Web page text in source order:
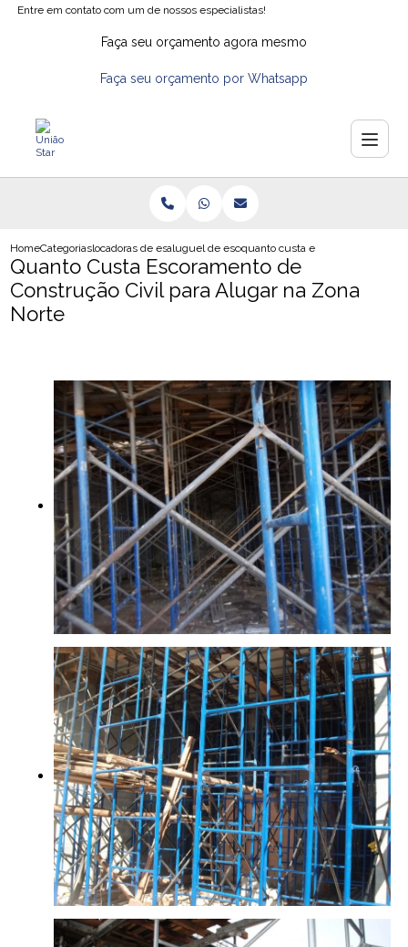
Entre em contato com um de nossos especialistas!
Faça seu orçamento agora mesmo
Faça seu orçamento por Whatsapp
HomeCategoriaslocadoras de escorasaluguel de escora de ferroquanto custa escoramento de
Quanto Custa Escoramento de
Construção Civil para Alugar na Zona
Norte